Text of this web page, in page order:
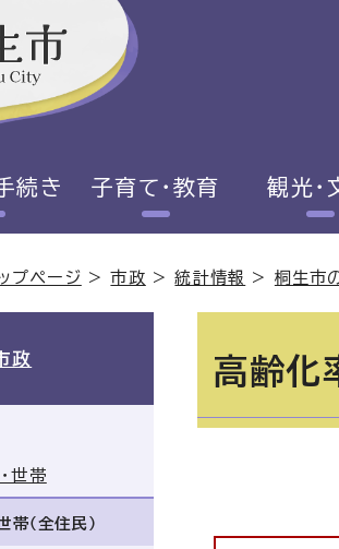
続き 子育て・教育 観光・
プページ >市政 >統計情報 > 桐生市
高齢化
政
世帯
帯（全住民）